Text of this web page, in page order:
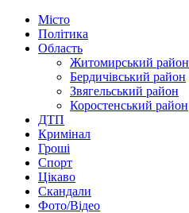
Місто
Політика
Область
Житомирський район
Бердичівський район
Звягельський район
Коростенський район
ДТП
Кримінал
Гроші
Спорт
Цікаво
Скандали
Фото/Відео